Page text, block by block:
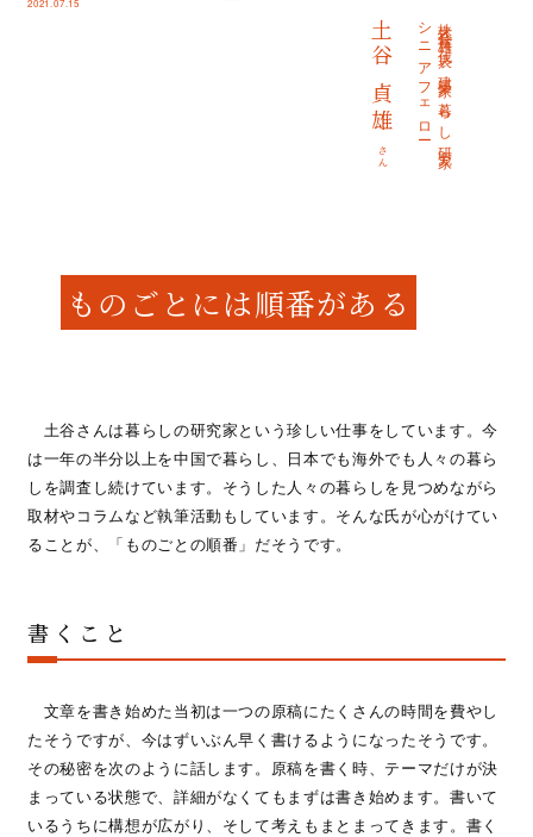
2021.07.15
株式会社貞雄 代表／建築家／暮らし研究家
シニアフェロー
土谷 貞雄
さん
ものごとには順番がある
土谷さんは暮らしの研究家という珍しい仕事をしています。今
は一年の半分以上を中国で暮らし、日本でも海外でも人々の暮ら
しを調査し続けています。そうした人々の暮らしを見つめながら
取材やコラムなど執筆活動もしています。そんな氏が心がけてい
ることが、「ものごとの順番」だそうです。
書くこと
文章を書き始めた当初は一つの原稿にたくさんの時間を費やし
たそうですが、今はずいぶん早く書けるようになったそうです。
その秘密を次のように話します。原稿を書く時、テーマだけが決
まっている状態で、詳細がなくてもまずは書き始めます。書いて
いるうちに構想が広がり、そして考えもまとまってきます。書く